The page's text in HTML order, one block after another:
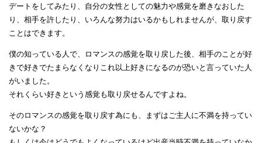
デートをしてみたり、自分の女性としての魅力や感覚を磨きなおした
り、相手を許したり、いろんな努力はいるかもしれませんが、取り戻す
ことはできます。
僕の知っている人で、ロマンスの感覚を取り戻した後、相手のことが好
きで好きでたまらなくなりこれ以上好きになるのが恐いと言っていた人
がいました。
それくらい好きという感覚も取り戻せるんですよね。
そのロマンスの感覚を取り戻す為にも、まずはご主人に不満を持ってい
ないかな？